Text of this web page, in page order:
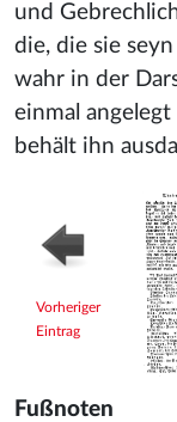
und
die, die sie
wahr in der
einmal
behält ihn
Vorheriger
Eintrag
Fußnoten